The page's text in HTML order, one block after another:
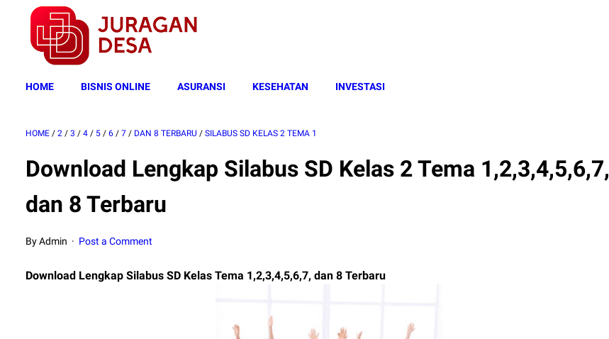
HOME BISNIS ONLINE ASURANSI KESEHATAN INVESTASI
HOME / 2 / 3 / 4 / 5 / 6 / 7 / DAN 8 TERBARU / SILABUS SD KELAS 2 TEMA 1
Download Lengkap Silabus SD Kelas 2 Tema 1,2,3,4,5,6,7,
dan 8 Terbaru
By Admin Post a Comment
Download Lengkap Silabus SD Kelas Tema 1,2,3,4,5,6,7, dan 8 Terbaru